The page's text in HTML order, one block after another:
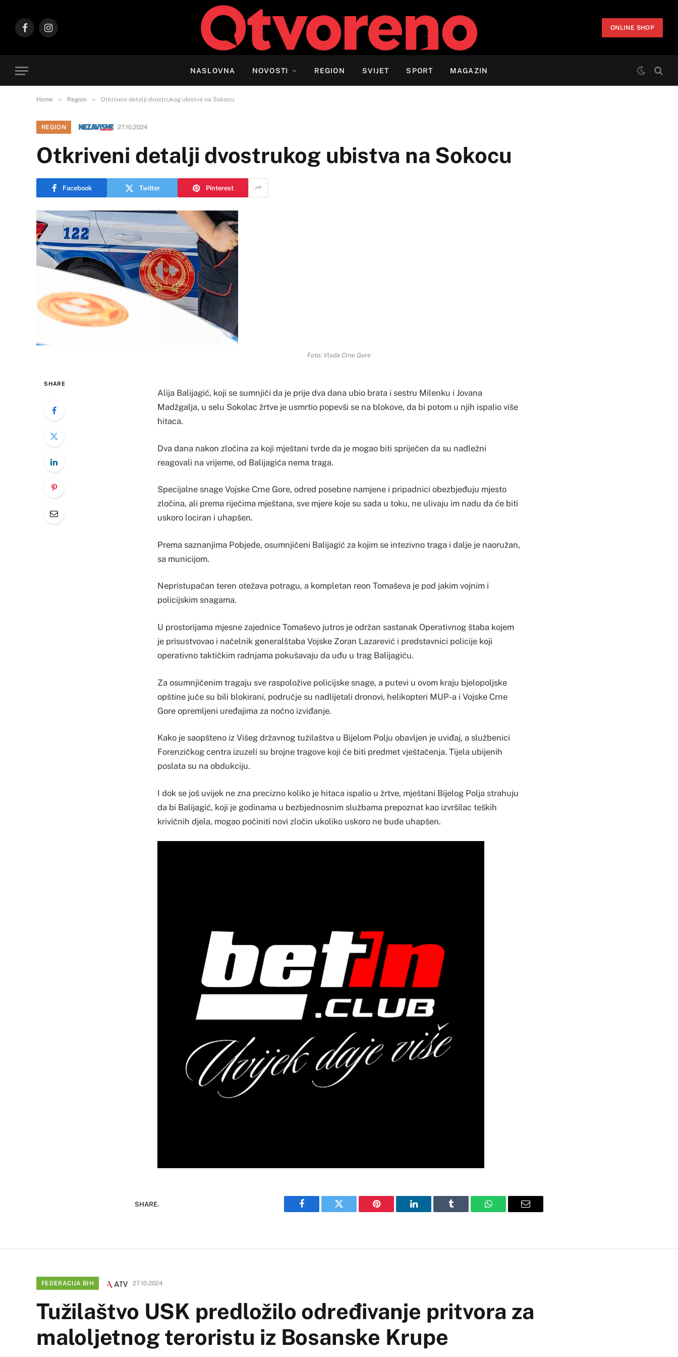
FacebookInstagram
ONLINE SHOP
NASLOVNA NOVOSTI REGION SVIJET SPORT MAGAZIN
Home » Region » Otkriveni detalji dvostrukog ubistva na Sokocu
REGION 27.10.2024
Otkriveni detalji dvostrukog ubistva na Sokocu
Facebook Twitter Pinterest
Foto: Vlada Crne Gore
SHARE
Alija Balijagić, koji se sumnjiči da je prije dva dana ubio brata i sestru Milenku i Jovana
Madžgalja, u selu Sokolac žrtve je usmrtio popevši se na blokove, da bi potom u njih ispalio više
hitaca.
Dva dana nakon zločina za koji mještani tvrde da je mogao biti spriječen da su nadležni
reagovali na vrijeme, od Balijagića nema traga.
Specijalne snage Vojske Crne Gore, odred posebne namjene i pripadnici obezbjeđuju mjesto
zločina, ali prema riječima mještana, sve mjere koje su sada u toku, ne ulivaju im nadu da će biti
uskoro lociran i uhapšen.
Prema saznanjima Pobjede, osumnjičeni Balijagić za kojim se intezivno traga i dalje je naoružan,
sa municijom.
Nepristupačan teren otežava potragu, a kompletan reon Tomaševa je pod jakim vojnim i
policijskim snagama.
U prostorijama mjesne zajednice Tomaševo jutros je održan sastanak Operativnog štaba kojem
je prisustvovao i načelnik generalštaba Vojske Zoran Lazarević i predstavnici policije koji
operativno taktičkim radnjama pokušavaju da uđu u trag Balijagiću.
Za osumnjičenim tragaju sve raspoložive policijske snage, a putevi u ovom kraju bjelopoljske
opštine juče su bili blokirani, područje su nadlijetali dronovi, helikopteri MUP-a i Vojske Crne
Gore opremljeni uređajima za noćno izviđanje.
Kako je saopšteno iz Višeg državnog tužilaštva u Bijelom Polju obavljen je uviđaj, a službenici
Forenzičkog centra izuzeli su brojne tragove koji će biti predmet vještačenja. Tijela ubijenih
poslata su na obdukciju.
I dok se još uvijek ne zna precizno koliko je hitaca ispalio u žrtve, mještani Bijelog Polja strahuju
da bi Balijagić, koji je godinama u bezbjednosnim službama prepoznat kao izvršilac teških
krivičnih djela, mogao počiniti novi zločin ukoliko uskoro ne bude uhapšen.
SHARE.
Facebook Twitter Pinterest LinkedIn Tumblr WhatsAppEmail
FEDERACIJA BIH 27.10.2024
Tužilaštvo USK predložilo određivanje pritvora za
maloljetnog teroristu iz Bosanske Krupe